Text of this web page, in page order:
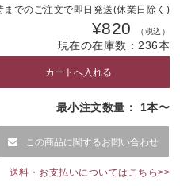
消塗装
までのご注文で即日発送(休業日除く)
¥820 （税込）
現在の在庫数：236本
最小注文数量： 1本〜
この商品に関するお問い合わせ
送料・お支払いについてはこちら>>